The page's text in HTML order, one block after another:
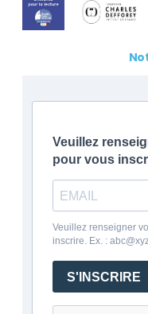
Veuillez
pour vous
Veuillez renseigner
inscrire. Ex. :
S'INSCRIRE